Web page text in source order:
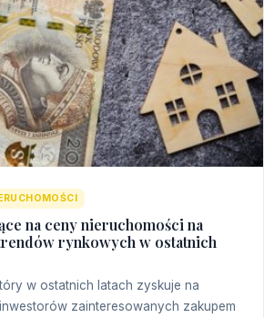
na ceny nieruchomości na
rynkowych w ostatnich
w ostatnich latach zyskuje na
zainteresowanych zakupem